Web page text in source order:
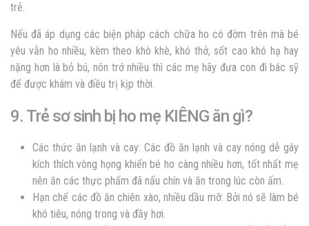
trẻ.
Nếu đã áp dụng các biện pháp cách chữa ho có đờm trên mà bé
yêu vẫn ho nhiều, kèm theo khò khè, khó thở, sốt cao khó hạ hay
nặng hơn là bỏ bú, nôn trớ nhiều thì các mẹ hãy đưa con đi bác sỹ
để được khám và điều trị kịp thời.
9. Trẻ sơ sinh bị ho mẹ KIÊNG ăn gì?
Các thức ăn lạnh và cay: Các đồ ăn lạnh và cay nóng dễ gây
kích thích vòng họng khiến bé ho càng nhiều hơn, tốt nhất mẹ
nên ăn các thực phẩm đã nấu chín và ăn trong lúc còn ấm.
Hạn chế các đồ ăn chiên xào, nhiều dầu mỡ: Bởi nó sẽ làm bé
khó tiêu, nóng trong và đầy hơi.